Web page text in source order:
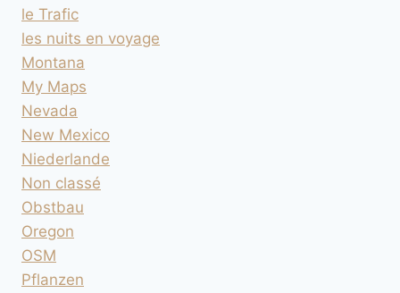
le Trafic
les nuits en voyage
Montana
My Maps
Nevada
New Mexico
Niederlande
Non classé
Obstbau
Oregon
OSM
Pflanzen